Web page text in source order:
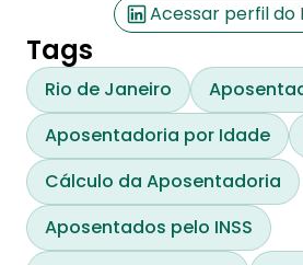
Acessar perfil do
Tags
Rio de Janeiro
Aposentadoria por Idade
Cálculo da Aposentadoria
Aposentados pelo INSS